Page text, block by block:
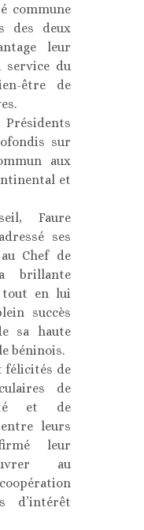
commune
des deux
leur
service du
être de
Présidents
sur
aux
et
Faure
ses
Chef de
brillante
tout en lui
succès
sa haute
béninois.
félicités de
de
et de
leurs
leur
au
d’intérêt